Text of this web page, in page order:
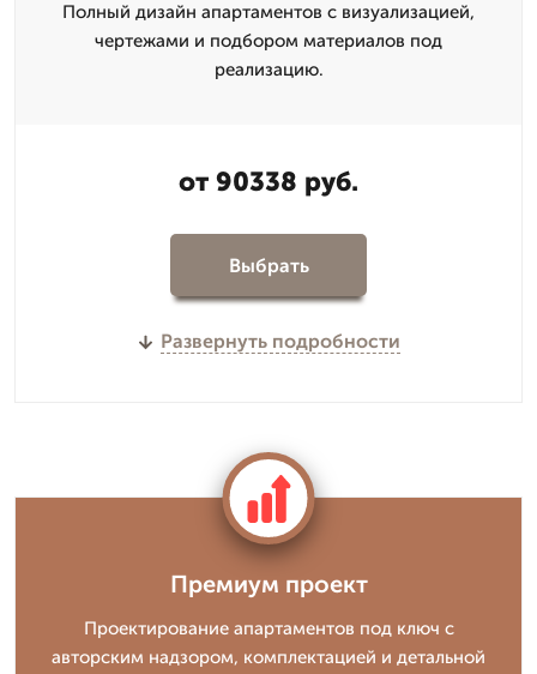
Полный дизайн апартаментов с визуализацией,
чертежами и подбором материалов под
реализацию.
от 90338 руб.
Выбрать
Развернуть подробности
Премиум проект
Проектирование апартаментов под ключ с
авторским надзором, комплектацией и детальной